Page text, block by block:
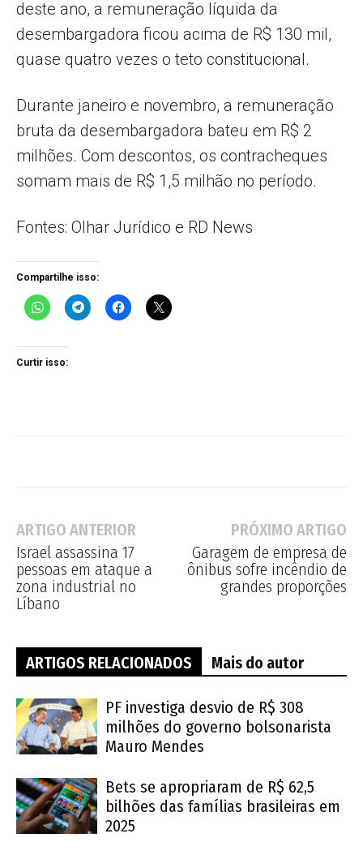
deste ano, a remuneração líquida da
desembargadora ficou acima de R$ 130 mil,
quase quatro vezes o teto constitucional.
Durante janeiro e novembro, a remuneração
bruta da desembargadora bateu em R$ 2
milhões. Com descontos, os contracheques
somam mais de R$ 1,5 milhão no período.
Fontes: Olhar Jurídico e RD News
Compartilhe isso:
Curtir isso:
ARTIGO ANTERIOR
Israel assassina 17
pessoas em ataque a
zona industrial no
Líbano
PRÓXIMO ARTIGO
Garagem de empresa de
ônibus sofre incêndio de
grandes proporções
ARTIGOS RELACIONADOS Mais do autor
PF investiga desvio de R$ 308
milhões do governo bolsonarista
Mauro Mendes
Bets se apropriaram de R$ 62,5
bilhões das famílias brasileiras em
2025